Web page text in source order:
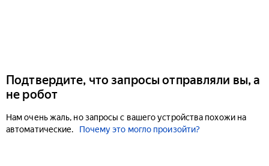
Подтвердите, что запросы отправляли вы, а
не робот
Нам очень жаль, но запросы с вашего устройства похожи на
автоматические.
Почему это могло произойти?